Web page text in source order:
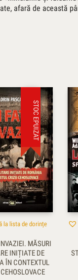
afară de această
STOC EPUIZAT
la lista de dorințe
MĂSURI
INIȚIATE DE
ÎN CONTEXTUL